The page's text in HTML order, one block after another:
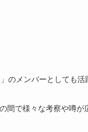
のメンバーとしても活
間で様々な考察や噂が